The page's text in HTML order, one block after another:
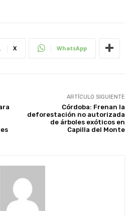
X WhatsApp
ARTÍCULO SIGUIENTE
Córdoba: Frenan la
deforestación no autorizada
de árboles exóticos en
Capilla del Monte